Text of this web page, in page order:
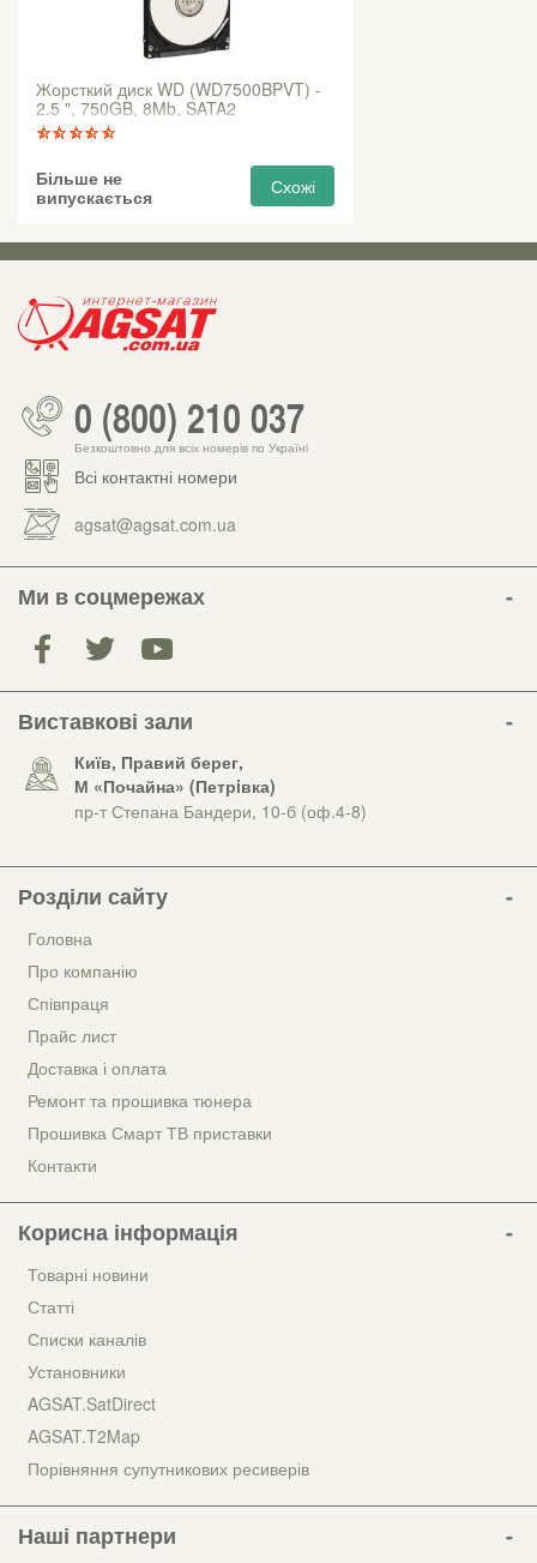
Жорсткий диск WD (WD7500BPVT) -
2.5 ", 750GB, 8Mb, SATA2
Більше не
випускається
Схожі
0 (800) 210 037
Безкоштовно для всіх номерів по Україні
Всі контактні номери
agsat@agsat.com.ua
Ми в соцмережах
Виставкові зали
Київ, Правий берег,
М «Почайна» (Петрiвка)
пр-т Степана Бандери, 10-б (оф.4-8)
Розділи сайту
Головна
Про компанію
Співпраця
Прайс лист
Доставка і оплата
Ремонт та прошивка тюнера
Прошивка Смарт ТВ приставки
Контакти
Корисна інформація
Товарні новини
Статті
Списки каналів
Установники
AGSAT.SatDirect
AGSAT.T2Map
Порівняння супутникових ресиверів
Наші партнери